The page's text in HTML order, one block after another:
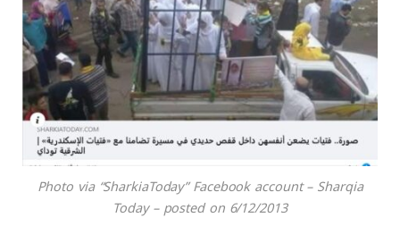
Photo via “SharkiaToday” Facebook account – Sharqia
Today – posted on 6/12/2013